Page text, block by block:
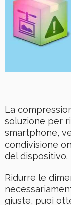
La
soluzione per
smartphone,
condivisione
del dispositivo.
Ridurre le
giuste, puoi